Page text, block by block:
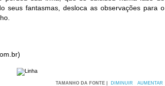
seus fantasmas, desloca as observações para o
TAMANHO DA FONTE | DIMINUIR AUMENTAR